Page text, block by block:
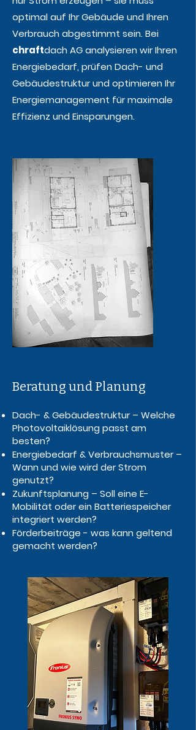
optimal auf Ihr Gebäude und Ihren
Verbrauch abgestimmt sein. Bei
chraftdach AG analysieren wir Ihren
Energiebedarf, prüfen Dach- und
Gebäudestruktur und optimieren Ihr
Energiemanagement für maximale
Effizienz und Einsparungen.
Beratung und Planung
Dach- & Gebäudestruktur – Welche
Photovoltaiklösung passt am
besten?
Energiebedarf & Verbrauchsmuster –
Wann und wie wird der Strom
genutzt?
Zukunftsplanung – Soll eine E-
Mobilität oder ein Batteriespeicher
integriert werden?
Förderbeiträge - was kann geltend
gemacht werden?